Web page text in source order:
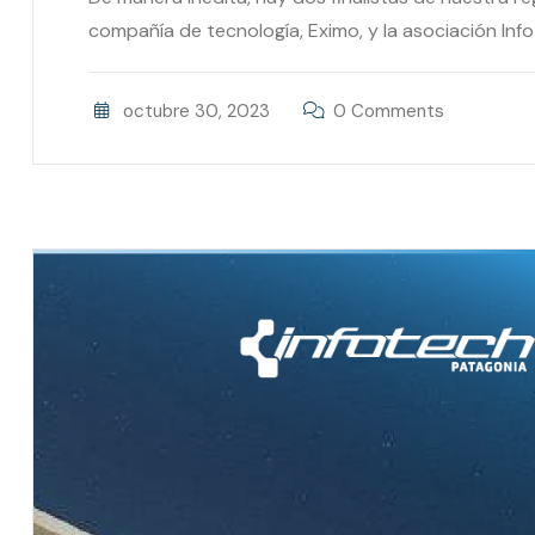
compañía de tecnología, Eximo, y la asociación
octubre 30, 2023 0 Comments